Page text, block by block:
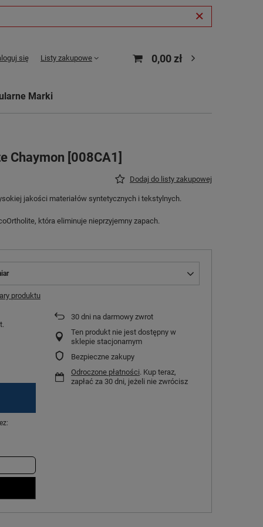
się Listy zakupowe 0,00 zł
Marki
Chaymon [008CA1]
Dodaj do listy zakupowej
jakości materiałów syntetycznych i tekstylnych.
która eliminuje nieprzyjemny zapach.
produktu
30 dni na darmowy zwrot
Ten produkt nie jest dostępny w
sklepie stacjonarnym
Bezpieczne zakupy
Odroczone płatności. Kup teraz,
zapłać za 30 dni, jeżeli nie zwrócisz